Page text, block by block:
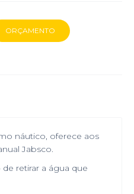
náutico, oferece aos
Jabsco.
retirar a água que